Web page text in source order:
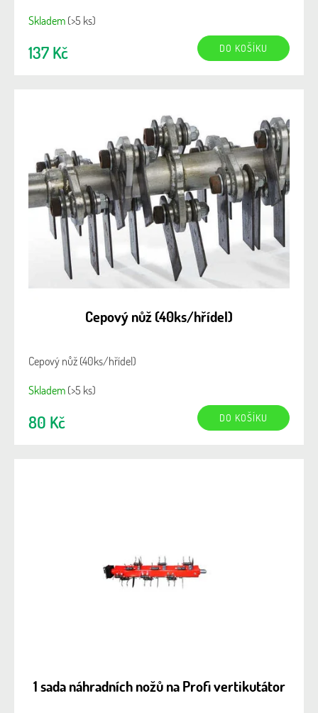
Skladem(>5 ks)
137 Kč DO KOŠÍKU
Cepový nůž (40ks/hřídel)
Cepový nůž (40ks/hřídel)
Skladem(>5 ks)
80 Kč DO KOŠÍKU
1 sada náhradních nožů na Profi vertikutátor